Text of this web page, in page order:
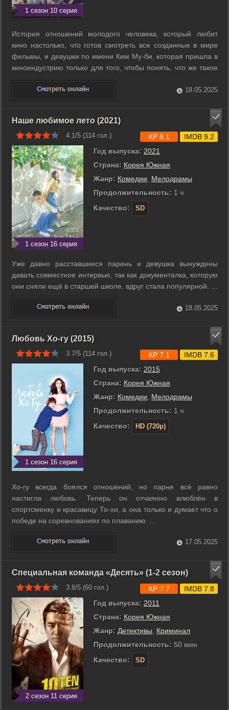
1 сезон 10 серия
История отношений молодого человека, который любит
кино настолько, что готов смотреть все созданные в мире
фильмы, и девушки по имени Ким Му-би, которая пришла в
киноиндустрию только для того, чтобы понять, что же такое
кино. ...
18.05.2025
Наше любимое лето (2021)
4.1/5 (114 гол.)
1 сезон 16 серия
Год выпуска: 2021
Страна: Корея Южная
Жанр: Комедии, Мелодрамы
Продолжительность: 1 ч
Качество:
SD
KP 8.1 IMDB 9.2
Уже давно расставшиеся парень и девушка вынуждены
давать совместное интервью, так как документалка, которую
они сняли ещё в старшей школе, вдруг стала популярной. ...
18.05.2025
Любовь Хо-гу (2015)
3.7/5 (114 гол.)
1 сезон 16 серия
Год выпуска: 2015
Страна: Корея Южная
Жанр: Комедии
Мелодрамы
Продолжительность: 1 ч
Качество:
HD (720p)
KP 7.1 IMDB 7.6
Хо-гу всегда боялся отношений, но парня всё равно
настигла любовь. Теперь он отчаянно влюблён в
спортсменку и красавицу То-хи, а она только и думает что о
победе на соревнованиях по плаванию. ...
17.05.2025
Специальная команда «Десять» (1-2 сезон)
3.8/5 (60 гол.)
2 сезон 11 серия
Год выпуска: 2011
Страна: Корея Южная
Жанр: Детективы, Криминал
Продолжительность: 50 мин
Качество:
SD
KP 7.7 IMDB 7.8